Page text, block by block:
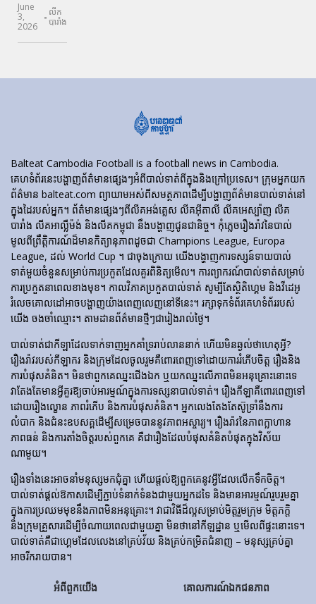
June
3,
2026
- លីក
បារាំង
Balteat Cambodia Football is a football news in Cambodia.
គេហទំព័រ​នេះ​បង្ហាញ​ព័ត៌មាន​ផ្សេងៗ​អំពី​បាល់ទាត់​ពី​ក្នុង​និង​ក្រៅ​ប្រទេស។ ក្រុមអ្នកយក
ព័ត៌មាន balteat.com ព្យាយាមអស់ពីសមត្ថភាពដើម្បីបង្ហាញព័ត៌មានបាល់ទាត់នៅ
ក្នុងដៃរបស់អ្នក។ ព័ត៌មានផ្សេងៗពីលីគអង់គ្លេស លីគអ៊ីតាលី លីគអេស្ប៉ាញ លីគ
បារាំង លីគអាល្លឺម៉ង់ និងលីគកម្ពុជា នឹងបង្ហាញជូនជានិច្ច។ កុំភ្លេចរឿងរ៉ាវនៃបាល់
មូលពីព្រឹត្តិការណ៍ដ៏មានកិត្យានុភាពដូចជា Champions League, Europa
League, ដល់ World Cup ។ ជាចុងក្រោយ យើងបង្ហាញការទស្សន៍ទាយបាល់
ទាត់មួយចំនួនសម្រាប់ការប្រកួតដែលគួរពិនិត្យមើល។ ការព្យាករណ៍បាល់ទាត់សម្រាប់
ការប្រកួតនាពេលខាងមុខ។ កាលវិភាគប្រកួតបាល់ទាត់ សូម្បីតែស្ថិតិហ្គេម និងវីដេអូ
រំលេចគោលដៅអាចបង្ហាញយ៉ាងពេញលេញនៅទីនេះ។ រក្សាទុកទំព័រគេហទំព័ររបស់
យើង ចងចាំឈ្មោះ។ តាមដានព័ត៌មានថ្មីៗជារៀងរាល់ថ្ងៃ។
បាល់ទាត់​ជា​កីឡា​ដែល​ទាក់​ទាញ​អ្នក​គាំទ្រ​រាប់​លាន​នាក់ ហើយ​មិន​ឆ្ងល់​ថា​ហេតុអ្វី?
រឿងរ៉ាវ​របស់​កីឡាករ និង​ក្រុម​ដែល​ចូលរួម​គឺ​ពោរពេញ​ទៅ​ដោយ​ការ​រំភើប​ចិត្ត រឿង​និង​
ការ​បំផុស​គំនិត។ មិនថាពួកគេឈ្នះជើងឯក ឬយកឈ្នះលើភាពមិនអនុគ្រោះនោះទេ
វាតែងតែមានអ្វីគួរឱ្យចាប់អារម្មណ៍ក្នុងការទស្សនាបាល់ទាត់។ រឿង​កីឡា​គឺ​ពោរពេញ​ទៅ​
ដោយ​រឿង​ល្ខោន ភាព​រំភើប និង​ការ​បំផុស​គំនិត។ អ្នកលេងតែងតែស៊ូទ្រាំនឹងការ
លំបាក និងជំនះឧបសគ្គដើម្បីសម្រេចបាននូវភាពអស្ចារ្យ។ រឿងរ៉ាវនៃភាពក្លាហាន
ភាពធន់ និងការតាំងចិត្តរបស់ពួកគេ គឺជារឿងដែលបំផុសគំនិតបំផុតក្នុងវិស័យ
ណាមួយ។
រឿងទាំងនេះអាចនាំមនុស្សមកជុំគ្នា ហើយផ្តល់ឱ្យពួកគេនូវអ្វីដែលលើកទឹកចិត្ត។
បាល់ទាត់ផ្តល់ឱកាសដើម្បីភ្ជាប់ទំនាក់ទំនងជាមួយអ្នកដទៃ និងមានអារម្មណ៍រួបរួមគ្នា
ក្នុងការប្រឈមមុខនឹងភាពមិនអនុគ្រោះ។ វាជាវិធីដ៏ល្អសម្រាប់មិត្តរួមក្រុម មិត្តភក្តិ
និងក្រុមគ្រួសារដើម្បីចំណាយពេលជាមួយគ្នា មិនថានៅកីឡដ្ឋាន ឬមើលពីផ្ទះនោះទេ។
បាល់ទាត់គឺជាហ្គេមដែលលេងនៅគ្រប់វ័យ និងគ្រប់កម្រិតជំនាញ – មនុស្សគ្រប់គ្នា
អាចរីករាយបាន។
អំពីពួកយើង គោលការណ៍ឯកជនភាព